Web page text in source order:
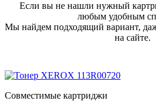
Если вы не нашли нужный
любым удобным
Мы найдем подходящий вариант,
на сайте.
Совместимые картриджи